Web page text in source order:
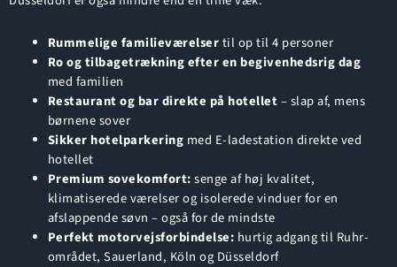
Rummelige familieværelsertil op til 4 personer
Ro og tilbagetrækning efter en begivenhedsrig dag
med familien
Restaurant og bar direkte på hotellet– slap af, mens
børnene sover
Sikker hotelparkering med E-ladestation direkte ved
hotellet
Premium sovekomfort:senge af høj kvalitet,
klimatiserede værelser og isolerede vinduer for en
afslappende søvn – også for de mindste
Perfekt motorvejsforbindelse: hurtig adgang til Ruhr-
området, Sauerland, Köln og Düsseldorf